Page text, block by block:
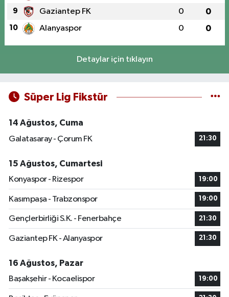
9 Gaziantep FK 0 0
10 Alanyaspor 0 0
Detaylar için tıklayın
Süper Lig Fikstür
14 Ağustos, Cuma
Galatasaray - Çorum FK
21:30
15 Ağustos, Cumartesi
Konyaspor - Rizespor
19:00
Kasımpaşa - Trabzonspor 19:00
Gençlerbirliği S.K. - Fenerbahçe 21:30
Gaziantep FK - Alanyaspor 21:30
16 Ağustos, Pazar
Başakşehir - Kocaelispor
19:00